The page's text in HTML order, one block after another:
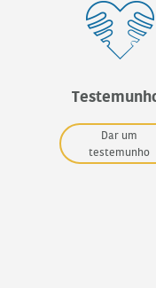
Dar um
testemunho